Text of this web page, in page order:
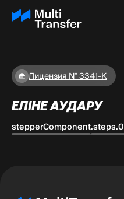
Лицензия № 3341-К
ЕЛІНЕ АУДАРУ
stepperComponent.steps.0